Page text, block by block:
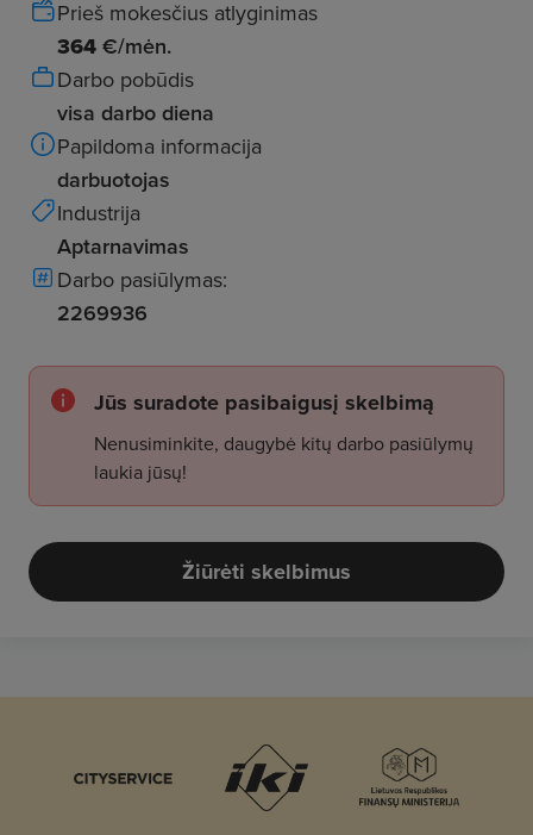
Prieš mokesčius atlyginimas
364 €/mėn.
Darbo pobūdis
visa darbo diena
Papildoma informacija
darbuotojas
Industrija
Aptarnavimas
Darbo pasiūlymas:
2269936
Jūs suradote pasibaigusį skelbimą
Nenusiminkite, daugybė kitų darbo pasiūlymų
laukia jūsų!
Žiūrėti skelbimus